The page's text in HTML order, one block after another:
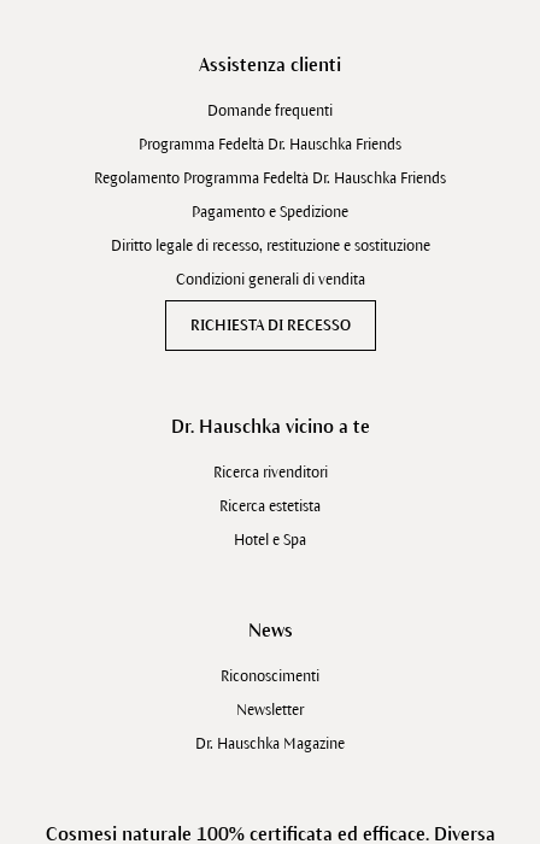
Assistenza clienti
Domande frequenti
Programma Fedeltà Dr. Hauschka Friends
Regolamento Programma Fedeltà Dr. Hauschka Friends
Pagamento e Spedizione
Diritto legale di recesso, restituzione e sostituzione
Condizioni generali di vendita
RICHIESTA DI RECESSO
Dr. Hauschka vicino a te
Ricerca rivenditori
Ricerca estetista
Hotel e Spa
News
Riconoscimenti
Newsletter
Dr. Hauschka Magazine
Cosmesi naturale 100% certificata ed efficace. Diversa